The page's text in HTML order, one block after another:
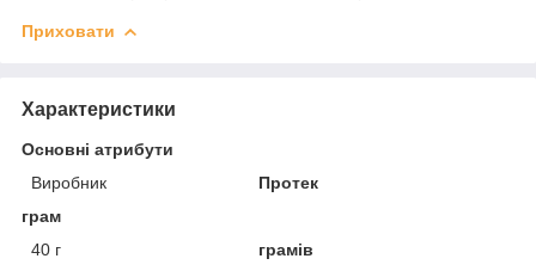
Приховати
Характеристики
Основні атрибути
Виробник
Протек
грам
40 г
грамів